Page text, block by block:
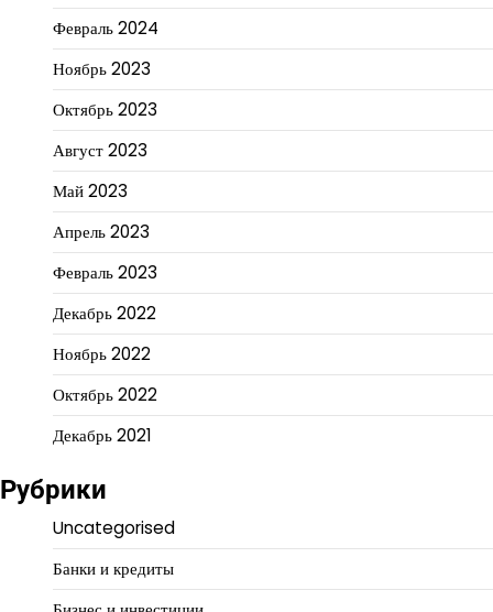
Февраль 2024
Ноябрь 2023
Октябрь 2023
Август 2023
Май 2023
Апрель 2023
Февраль 2023
Декабрь 2022
Ноябрь 2022
Октябрь 2022
Декабрь 2021
Рубрики
Uncategorised
Банки и кредиты